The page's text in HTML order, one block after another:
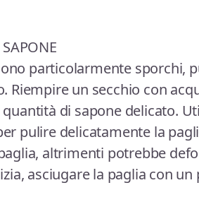
particolarmente sporchi,
Riempire un secchio con
di sapone delicato.
pulire delicatamente la
altrimenti potrebbe
asciugare la paglia con